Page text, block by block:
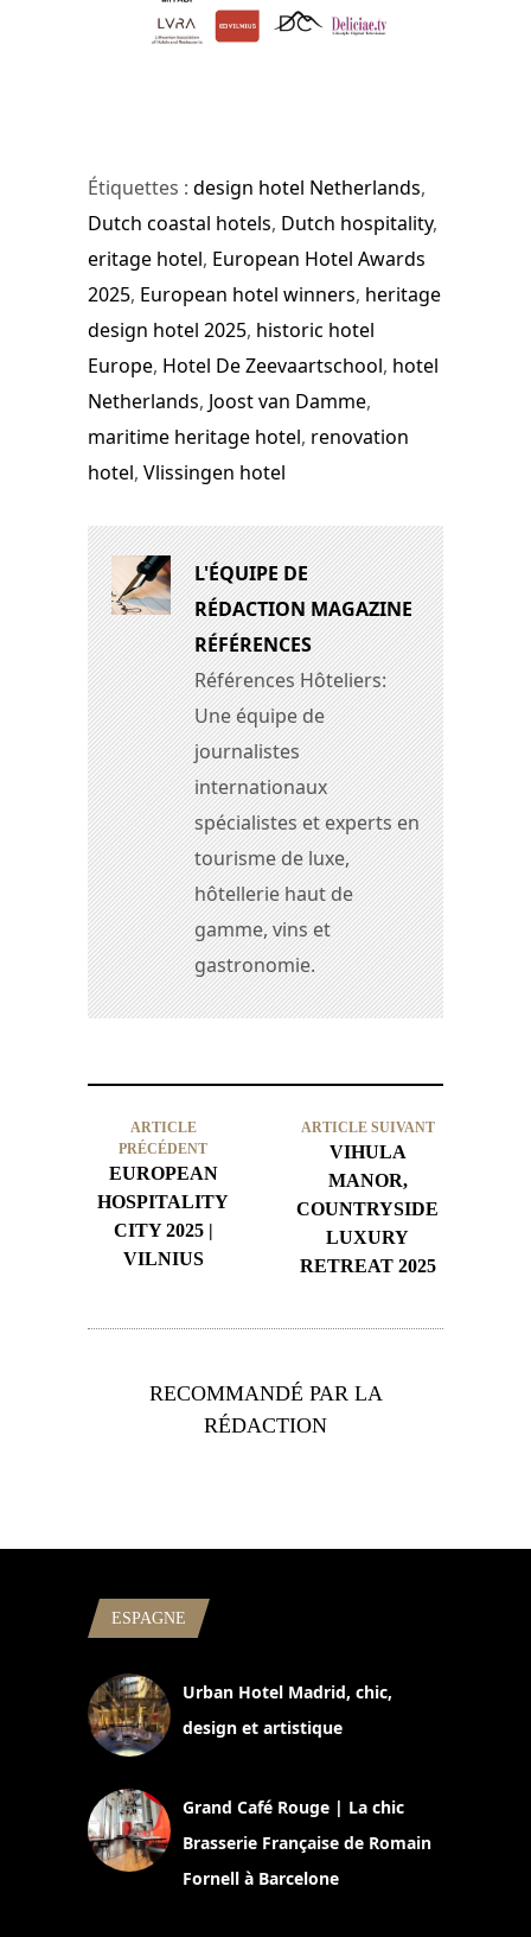
Étiquettes : design hotel Netherlands,
Dutch coastal hotels, Dutch hospitality,
eritage hotel, European Hotel Awards
2025, European hotel winners, heritage
design hotel 2025, historic hotel
Europe, Hotel De Zeevaartschool, hotel
Netherlands, Joost van Damme,
maritime heritage hotel, renovation
hotel, Vlissingen hotel
L'ÉQUIPE DE
RÉDACTION MAGAZINE
RÉFÉRENCES
Références Hôteliers:
Une équipe de
journalistes
internationaux
spécialistes et experts en
tourisme de luxe,
hôtellerie haut de
gamme, vins et
gastronomie.
ARTICLE
PRÉCÉDENT
EUROPEAN
HOSPITALITY
CITY 2025 |
VILNIUS
ARTICLE SUIVANT
VIHULA
MANOR,
COUNTRYSIDE
LUXURY
RETREAT 2025
RECOMMANDÉ PAR LA
RÉDACTION
ESPAGNE
Urban Hotel Madrid, chic,
design et artistique
Grand Café Rouge | La chic
Brasserie Française de Romain
Fornell à Barcelone